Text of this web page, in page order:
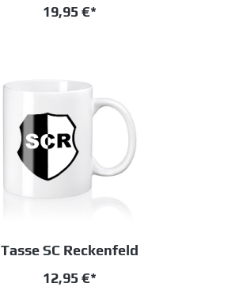
19,95 €*
Tasse SC Reckenfeld
12,95 €*